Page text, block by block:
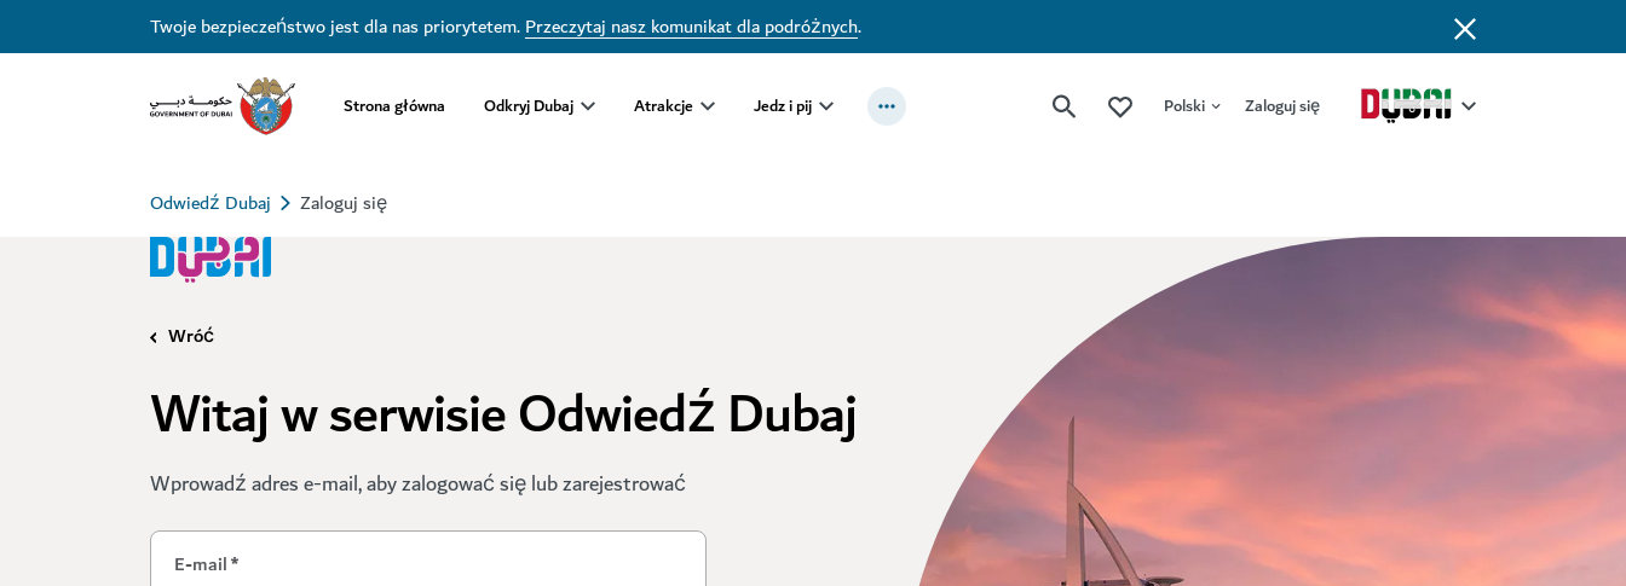
Twoje bezpieczeństwo jest dla nas priorytetem.Przeczytaj nasz komunikat dla podróżnych.
Strona główna Odkryj Dubaj Atrakcje Jedz i pij Polski Zaloguj się
Odwiedź Dubaj Zaloguj się
Wróć
Witaj w serwisie Odwiedź Dubaj
Wprowadź adres e-mail, aby zalogować się lub zarejestrować
E-mail*